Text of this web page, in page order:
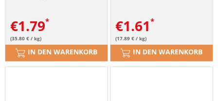
€1.79
(35.80 € / kg)
IN DEN WARENKORB
€1.61
(17.89 € / kg)
IN DEN WARENKORB